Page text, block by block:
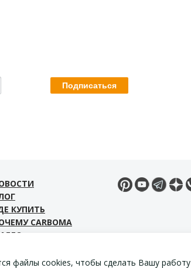
КУПИТЬ
CARBOMA
файлы cookies, чтобы сделать Вашу работу